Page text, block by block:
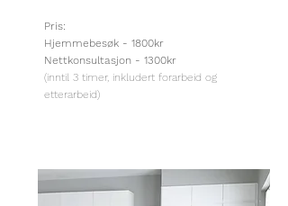
Pris:
Hjemmebesøk - 1800kr
Nettkonsultasjon - 1300kr
(inntil 3 timer, inkludert forarbeid og
etterarbeid)